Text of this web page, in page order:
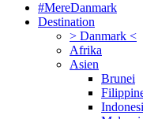
#MereDanmark
Destination
> Danmark <
Afrika
Asien
Brunei